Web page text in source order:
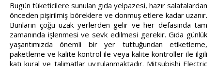
Bugün tüketicilere sunulan gıda yelpazesi, hazır salatalardan
önceden pişirilmiş böreklere ve donmuş etlere kadar uzanır.
Bunların çoğu uzak yerlerden gelir ve her defasında tam
zamanında işlenmesi ve sevk edilmesi gerekir. Gıda günlük
yaşantımızda önemli bir yer tuttuğundan etiketleme,
paketleme ve kalite kontrol ile veya kalite kontroller ile ilgili
katı kural ve talimatlar uygulanmaktadır. Mitsubishi Electric